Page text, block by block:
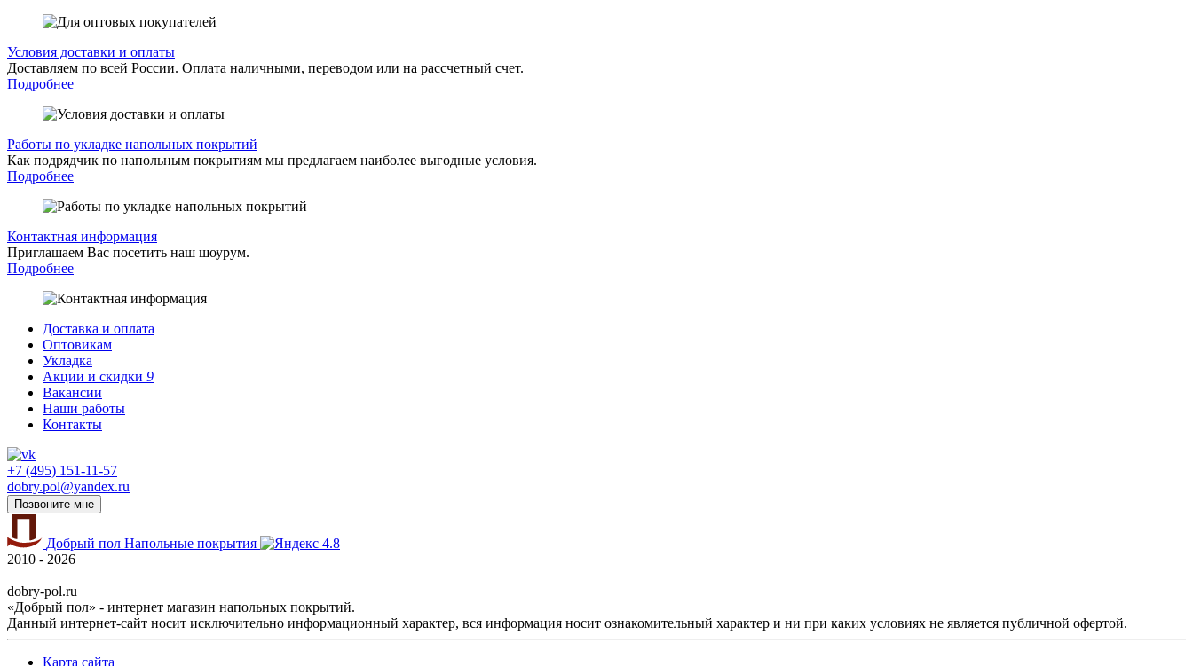
Условия доставки и оплаты
Доставляем по всей России. Оплата наличными, переводом или на рассчетный счет.
Подробнее
Работы по укладке напольных покрытий
Как подрядчик по напольным покрытиям мы предлагаем наиболее выгодные условия.
Подробнее
Контактная информация
Приглашаем Вас посетить наш шоурум.
Подробнее
Доставка и оплата
Оптовикам
Укладка
Акции и скидки 9
Вакансии
Наши работы
Контакты
+7 (495) 151-11-57
dobry.pol@yandex.ru
Позвоните мне
Добрый пол Напольные покрытия
4.8
2010 - 2026
dobry-pol.ru
«Добрый пол» - интернет магазин напольных покрытий.
Данный интернет-сайт носит исключительно информационный характер, вся информация носит ознакомительный характер и ни при каких условиях не является публичной офертой.
Карта сайта